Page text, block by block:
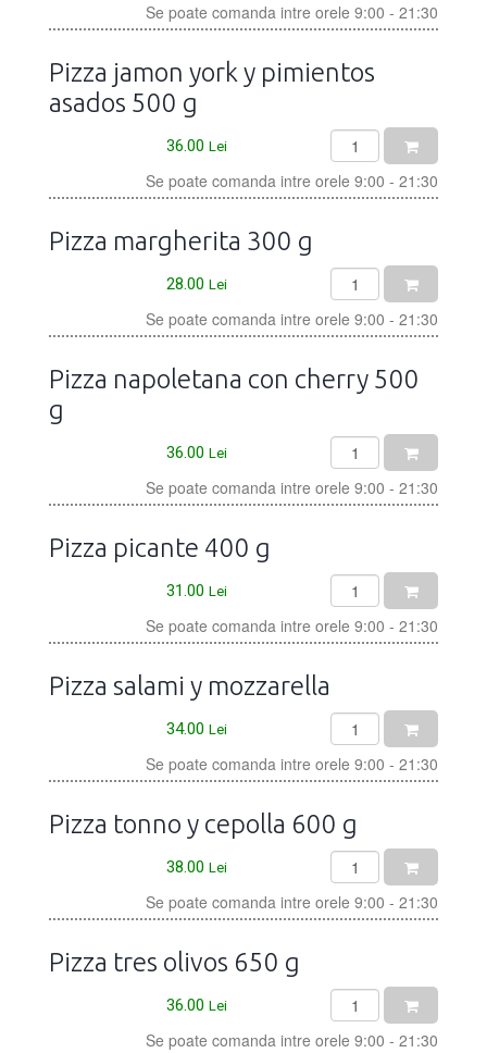
Se poate comanda intre orele 9:00 - 21:30
Pizza jamon york y pimientos
asados 500 g
36.00 Lei
Se poate comanda intre orele 9:00 - 21:30
Pizza margherita 300 g
28.00 Lei
Se poate comanda intre orele 9:00 - 21:30
Pizza napoletana con cherry 500
g
36.00 Lei
Se poate comanda intre orele 9:00 - 21:30
Pizza picante 400 g
31.00 Lei
Se poate comanda intre orele 9:00 - 21:30
Pizza salami y mozzarella
34.00 Lei
Se poate comanda intre orele 9:00 - 21:30
Pizza tonno y cepolla 600 g
38.00 Lei
Se poate comanda intre orele 9:00 - 21:30
Pizza tres olivos 650 g
36.00 Lei
Se poate comanda intre orele 9:00 - 21:30